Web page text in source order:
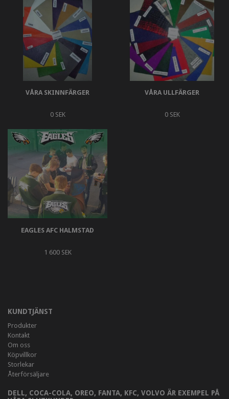
VÅRA SKINNFÄRGER
0 SEK
VÅRA ULLFÄRGER
0 SEK
EAGLES AFC HALMSTAD
1 600 SEK
KUNDTJÄNST
Produkter
Kontakt
Om oss
Köpvillkor
Storlekar
Återförsäljare
DELL, COCA-COLA, OREO, FANTA, KFC, VOLVO ÄR EXEMPEL PÅ